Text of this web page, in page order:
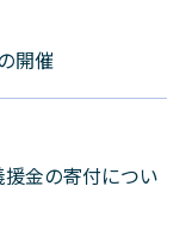
開催
援金の寄付につい